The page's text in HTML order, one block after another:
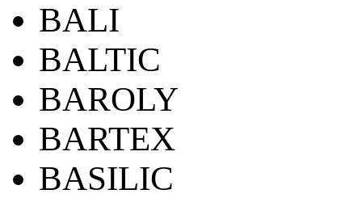
BALI
BALTIC
BAROLY
BARTEX
BASILIC